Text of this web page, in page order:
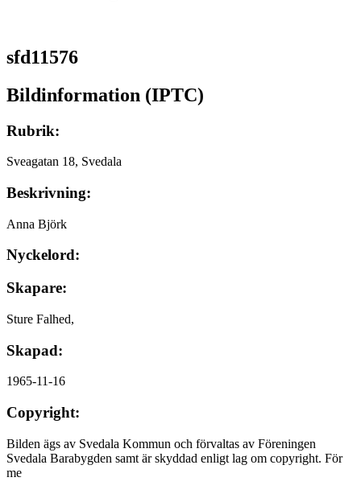
sfd11576
Bildinformation (IPTC)
Rubrik:
Sveagatan 18, Svedala
Beskrivning:
Anna Björk
Nyckelord:
Skapare:
Sture Falhed,
Skapad:
1965-11-16
Copyright:
Bilden ägs av Svedala Kommun och förvaltas av Föreningen
Svedala Barabygden samt är skyddad enligt lag om copyright. För
me